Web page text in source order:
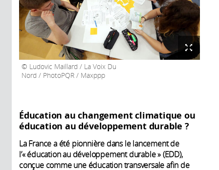
Ludovic Maillard / La Voix Du
Nord / PhotoPQR / Maxppp
Éducation au changement climatique ou
éducation au développement durable ?
La France a été pionnière dans le lancement de
l’« éducation au développement durable » (EDD),
conçue comme une éducation transversale afin de